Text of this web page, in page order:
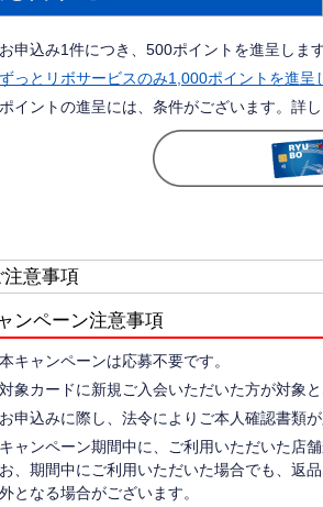
お申込み1件につき、500ポイントを進呈します
ずっとリボサービスのみ1,000ポイントを進呈
ポイントの進呈には、条件がございます。詳
注意事項
ンペーン注意事項
本キャンペーンは応募不要です。
対象カードに新規ご入会いただいた方が対象と
お申込みに際し、法令によりご本人確認書類
キャンペーン期間中に、ご利用いただいた店
お、期間中にご利用いただいた場合でも、返
外となる場合がございます。